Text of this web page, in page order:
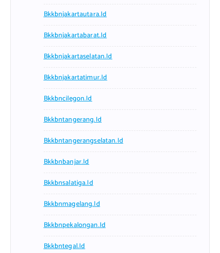
Bkkbnjakartautara.id
Bkkbnjakartabarat.id
Bkkbnjakartaselatan.id
Bkkbnjakartatimur.id
Bkkbncilegon.id
Bkkbntangerang.id
Bkkbntangerangselatan.id
Bkkbnbanjar.id
Bkkbnsalatiga.id
Bkkbnmagelang.id
Bkkbnpekalongan.id
Bkkbntegal.id